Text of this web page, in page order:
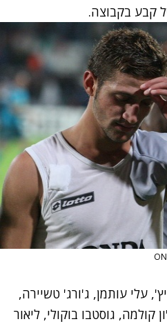
קבע בקבוצה.
עלי עותמן, ג'ורג' טשיירה,
קולמה, גוסטבו בוקולי, ליאור